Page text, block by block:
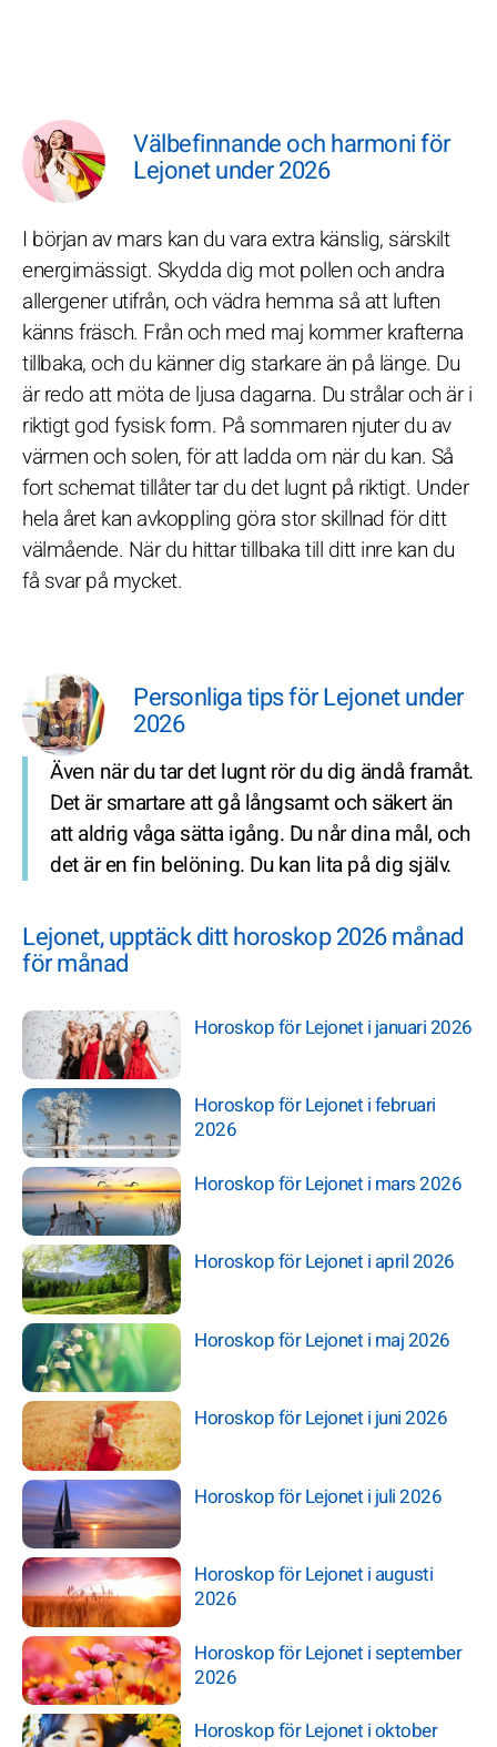
Välbefinnande och harmoni för
Lejonet under 2026
I början av mars kan du vara extra känslig, särskilt
energimässigt. Skydda dig mot pollen och andra
allergener utifrån, och vädra hemma så att luften
känns fräsch. Från och med maj kommer krafterna
tillbaka, och du känner dig starkare än på länge. Du
är redo att möta de ljusa dagarna. Du strålar och är i
riktigt god fysisk form. På sommaren njuter du av
värmen och solen, för att ladda om när du kan. Så
fort schemat tillåter tar du det lugnt på riktigt. Under
hela året kan avkoppling göra stor skillnad för ditt
välmående. När du hittar tillbaka till ditt inre kan du
få svar på mycket.
Personliga tips för Lejonet under
2026
Även när du tar det lugnt rör du dig ändå framåt.
Det är smartare att gå långsamt och säkert än
att aldrig våga sätta igång. Du når dina mål, och
det är en fin belöning. Du kan lita på dig själv.
Lejonet, upptäck ditt horoskop 2026 månad
för månad
Horoskop för Lejonet i januari 2026
Horoskop för Lejonet i februari
2026
Horoskop för Lejonet i mars 2026
Horoskop för Lejonet i april 2026
Horoskop för Lejonet i maj 2026
Horoskop för Lejonet i juni 2026
Horoskop för Lejonet i juli 2026
Horoskop för Lejonet i augusti
2026
Horoskop för Lejonet i september
2026
Horoskop för Lejonet i oktober